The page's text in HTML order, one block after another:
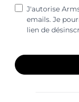
J'autorise
emails. Je
lien de